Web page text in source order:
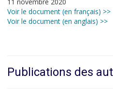
Voir le document (en français) >>
Voir le document (en anglais) >>
Publications des